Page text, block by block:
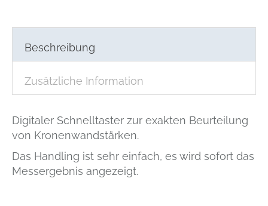
Beschreibung
Zusätzliche Information
Digitaler Schnelltaster zur exakten Beurteilung
von Kronenwandstärken.
Das Handling ist sehr einfach, es wird sofort das
Messergebnis angezeigt.